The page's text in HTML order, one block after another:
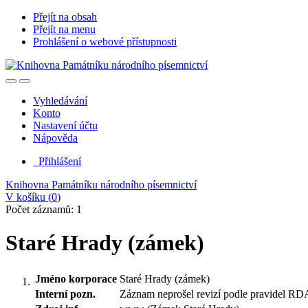
Přejít na obsah
Přejít na menu
Prohlášení o webové přístupnosti
Vyhledávání
Konto
Nastavení účtu
Nápověda
Přihlášení
Knihovna Památníku národního písemnictví
V košíku (0)
Počet záznamů: 1
Staré Hrady (zámek)
Jméno korporace Staré Hrady (zámek)
Interní pozn.
Záznam neprošel revizí podle pravidel